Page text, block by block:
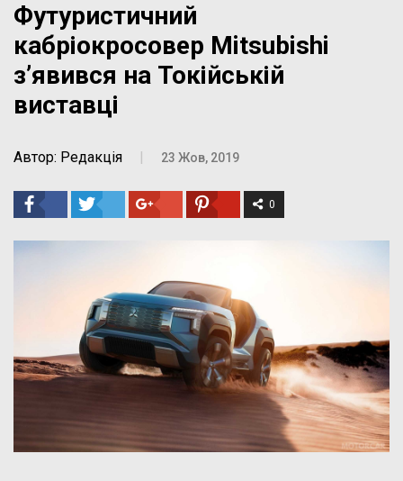
Футуристичний
кабріокросовер Mitsubishi
з’явився на Токійській
виставці
Автор: Редакція | 23 Жов, 2019
0